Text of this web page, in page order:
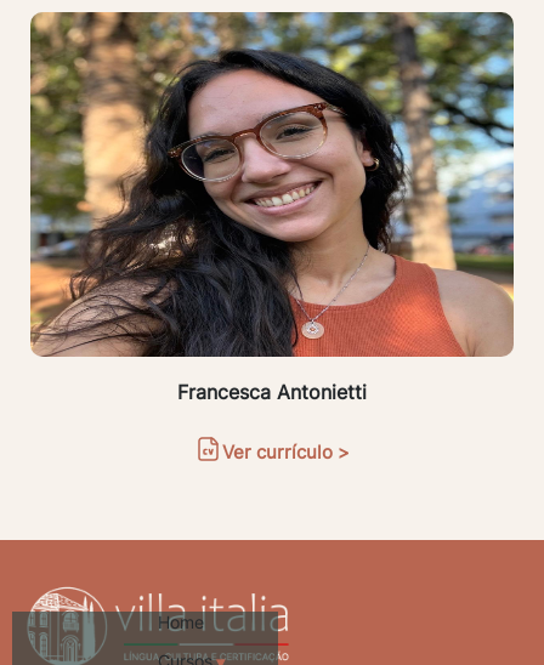
Francesca Antonietti
Ver currículo >
Home